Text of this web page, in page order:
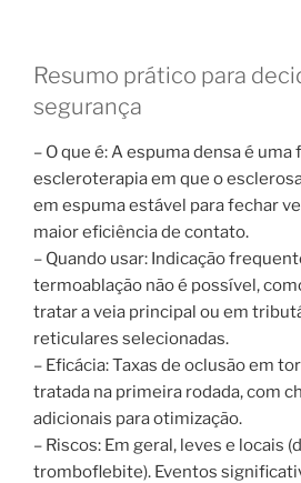
Resumo prático para
segurança
– O que é: A espuma densa é uma
escleroterapia em que o
em espuma estável para fechar
maior eficiência de contato.
– Quando usar: Indicação
termoablação não é possível,
tratar a veia principal ou em
reticulares selecionadas.
– Eficácia: Taxas de oclusão em
tratada na primeira rodada, com
adicionais para otimização.
– Riscos: Em geral, leves e locais
tromboflebite). Eventos